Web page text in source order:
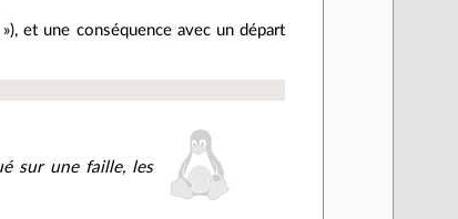
et une conséquence avec un départ
sur une faille, les